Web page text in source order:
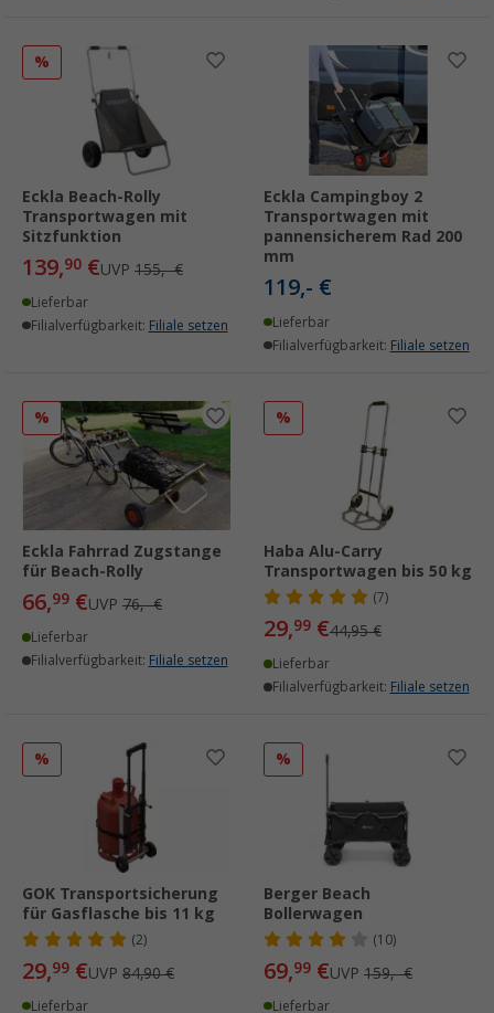
%
Eckla Beach-Rolly
Transportwagen mit
Sitzfunktion
139,90 €UVP 155,- €
Lieferbar
Filialverfügbarkeit: Filiale setzen
Eckla Campingboy 2
Transportwagen mit
pannensicherem Rad 200
mm
119,- €
Lieferbar
Filialverfügbarkeit: Filiale setzen
%
Eckla Fahrrad Zugstange
für Beach-Rolly
66,99 €UVP 76,- €
Lieferbar
Filialverfügbarkeit: Filiale setzen
%
Haba Alu-Carry
Transportwagen bis 50 kg
(7)
29,99 €44,95 €
Lieferbar
Filialverfügbarkeit: Filiale setzen
%
GOK Transportsicherung
für Gasflasche bis 11 kg
(2)
29,99 €UVP 84,90 €
Lieferbar
%
Berger Beach
Bollerwagen
(10)
69,99 €UVP 159,- €
Lieferbar